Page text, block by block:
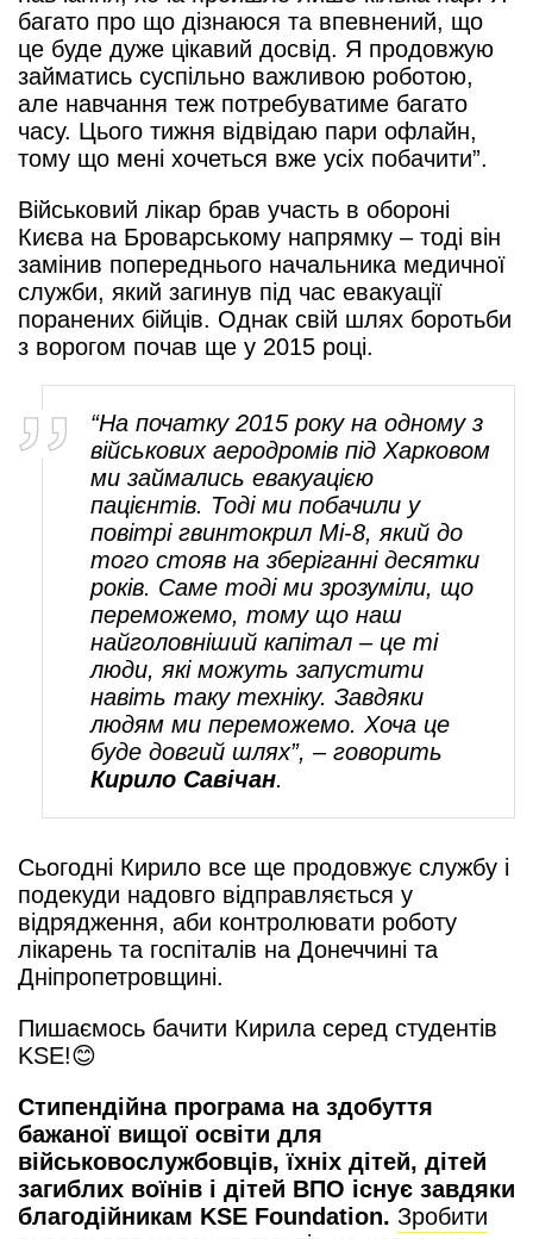
багато про що дізнаюся та впевнений, що
це буде дуже цікавий досвід. Я продовжую
займатись суспільно важливою роботою,
але навчання теж потребуватиме багато
часу. Цього тижня відвідаю пари офлайн,
тому що мені хочеться вже усіх побачити”.
Військовий лікар брав участь в обороні
Києва на Броварському напрямку – тоді він
замінив попереднього начальника медичної
служби, який загинув під час евакуації
поранених бійців. Однак свій шлях боротьби
з ворогом почав ще у 2015 році.
“На початку 2015 року на одному з
військових аеродромів під Харковом
ми займались евакуацією
пацієнтів. Тоді ми побачили у
повітрі гвинтокрил Мі-8, який до
того стояв на зберіганні десятки
років. Саме тоді ми зрозуміли, що
переможемо, тому що наш
найголовніший капітал – це ті
люди, які можуть запустити
навіть таку техніку. Завдяки
людям ми переможемо. Хоча це
буде довгий шлях”, – говорить
Кирило Савічан.
Сьогодні Кирило все ще продовжує службу і
подекуди надовго відправляється у
відрядження, аби контролювати роботу
лікарень та госпіталів на Донеччині та
Дніпропетровщині.
Пишаємось бачити Кирила серед студентів
KSE!😊
Стипендійна програма на здобуття
бажаної вищої освіти для
військовослужбовців, їхніх дітей, дітей
загиблих воїнів і дітей ВПО існує завдяки
благодійникам KSE Foundation. Зробити